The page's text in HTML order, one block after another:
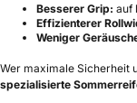
Besserer Grip: auf
Effizienterer
Weniger
Wer maximale Sicherheit
spezialisierte